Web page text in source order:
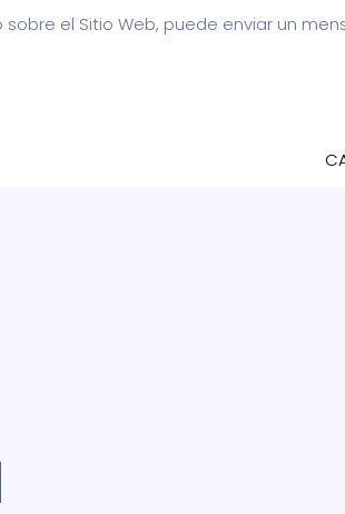
el Sitio Web, puede enviar un